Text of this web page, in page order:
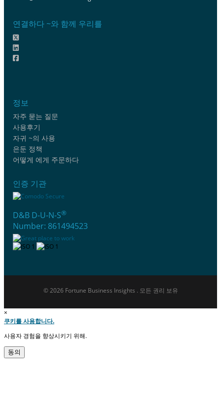
연결하다 ~와 함께 우리를
정보
자주 묻는 질문
사용후기
자귀 ~의 사용
은둔 정책
어떻게 에게 주문하다
인증 기관
D&B D-U-N-S®
Number: 861494523
© 2026 Fortune Business Insights . 모든 권리 보유
×
쿠키를 사용합니다.
사용자 경험을 향상시키기 위해.
동의